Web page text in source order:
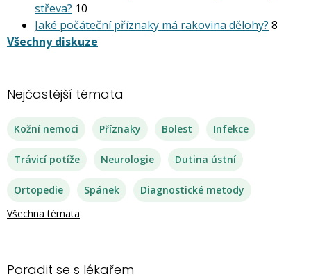
střeva? 10
Jaké počáteční příznaky má rakovina dělohy? 8
Všechny diskuze
Nejčastější témata
Kožní nemoci Příznaky Bolest Infekce
Trávicí potíže Neurologie Dutina ústní
Ortopedie Spánek
Diagnostické metody
Všechna témata
Poradit se s lékařem